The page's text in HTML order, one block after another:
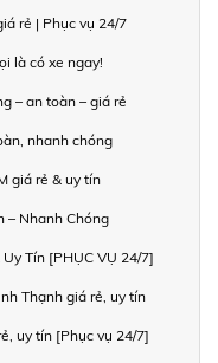
rẻ | Phục vụ 24/7
là có xe ngay!
– an toàn – giá rẻ
nhanh chóng
giá rẻ & uy tín
– Nhanh Chóng
Tín [PHỤC VỤ 24/7]
Thạnh giá rẻ, uy tín
uy tín [Phục vụ 24/7]